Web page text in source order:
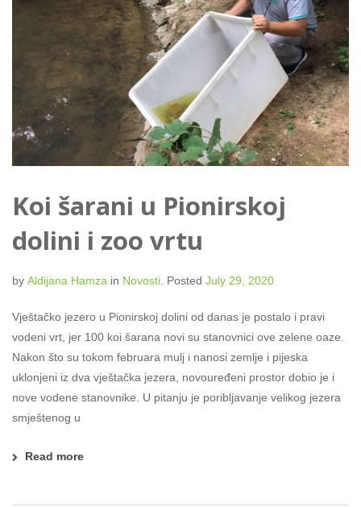
Koi šarani u Pionirskoj
dolini i zoo vrtu
by Aldijana Hamza in Novosti. Posted July 29, 2020
Vještačko jezero u Pionirskoj dolini od danas je postalo i pravi
vodeni vrt, jer 100 koi šarana novi su stanovnici ove zelene oaze.
Nakon što su tokom februara mulj i nanosi zemlje i pijeska
uklonjeni iz dva vještačka jezera, novouređeni prostor dobio je i
nove vodene stanovnike. U pitanju je poribljavanje velikog jezera
smještenog u
Read more